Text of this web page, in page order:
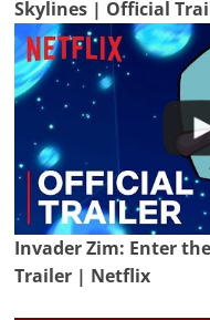
Skylines | Official
Invader Zim: Enter
Trailer | Netflix